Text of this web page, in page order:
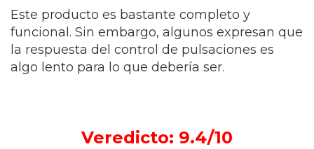
Este producto es bastante completo y
funcional. Sin embargo, algunos expresan que
la respuesta del control de pulsaciones es
algo lento para lo que debería ser.
Veredicto: 9.4/10